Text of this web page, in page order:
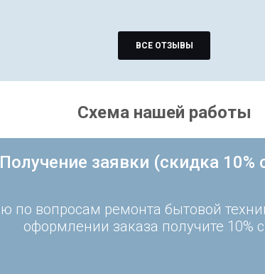
ВСЕ ОТЗЫВЫ
Схема нашей работы
Получение заявки (скидка 10%
по вопросам ремонта бытовой
оформлении заказа получите 10%